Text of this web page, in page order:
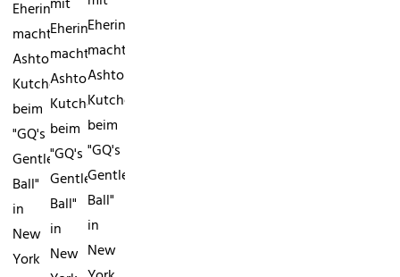
Ehering,
machte
Ashton
Kutcher
beim
"GQ's
Gentlemen's
Ball"
in
New
York
mit
Ehering,
machte
Ashton
Kutcher
beim
"GQ's
Gentlemen's
Ball"
in
New
Ehering,
machte
Ashton
Kutcher
beim
"GQ's
Gentlemen's
Ball"
in
New